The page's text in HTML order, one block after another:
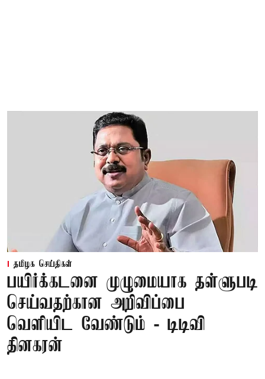
தமிழக செய்திகள்
பயிர்க்கடனை முழுமையாக தள்ளுபடி
செய்வதற்கான அறிவிப்பை
வெளியிட வேண்டும் - டிடிவி
தினகரன்